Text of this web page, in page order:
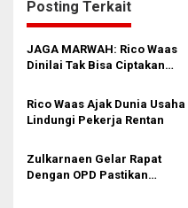
g
a
s
i
p
s
Posting Terkait
JAGA MARWAH: Rico Waas
Dinilai Tak Bisa Ciptakan
Jangan Bungkam
Rico Waas Ajak Dunia Usaha
Lindungi Pekerja Rentan
Zulkarnaen Gelar Rapat
Dengan OPD Pastikan